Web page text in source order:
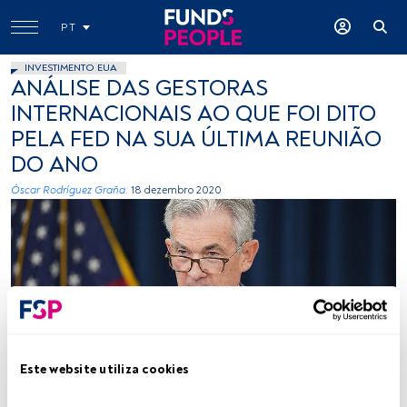
Este website utiliza cookies
PT
INVESTIMENTO EUA
ANÁLISE DAS GESTORAS
INTERNACIONAIS AO QUE FOI DITO
PELA FED NA SUA ÚLTIMA REUNIÃO
DO ANO
Óscar Rodríguez Graña. 18 dezembro 2020